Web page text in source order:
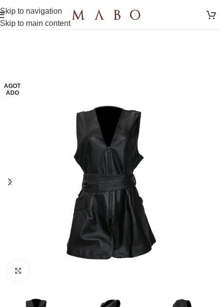
Skip to navigation
Skip to main content
AGOT
ADO